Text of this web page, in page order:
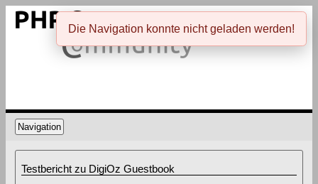
Navigation
Testbericht zu DigiOz Guestbook
Die Navigation konnte nicht geladen werden!